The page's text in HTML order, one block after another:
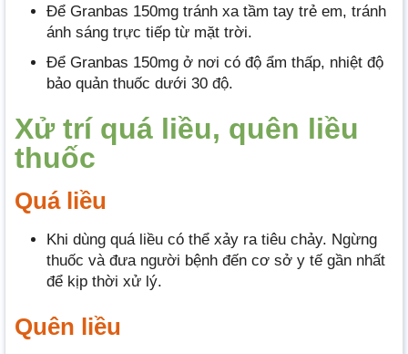
Để Granbas 150mg tránh xa tầm tay trẻ em, tránh
ánh sáng trực tiếp từ mặt trời.
Để Granbas 150mg ở nơi có độ ẩm thấp, nhiệt độ
bảo quản thuốc dưới 30 độ.
Xử trí quá liều, quên liều
thuốc
Quá liều
Khi dùng quá liều có thể xảy ra tiêu chảy. Ngừng
thuốc và đưa người bệnh đến cơ sở y tế gần nhất
để kịp thời xử lý.
Quên liều